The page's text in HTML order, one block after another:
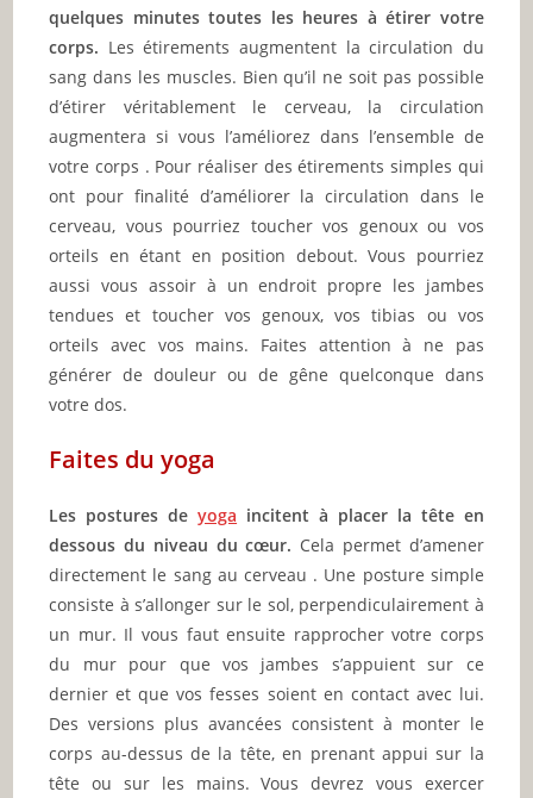
quelques minutes toutes les heures à étirer votre
corps. Les étirements augmentent la circulation du
sang dans les muscles. Bien qu’il ne soit pas possible
d’étirer véritablement le cerveau, la circulation
augmentera si vous l’améliorez dans l’ensemble de
votre corps . Pour réaliser des étirements simples qui
ont pour finalité d’améliorer la circulation dans le
cerveau, vous pourriez toucher vos genoux ou vos
orteils en étant en position debout. Vous pourriez
aussi vous assoir à un endroit propre les jambes
tendues et toucher vos genoux, vos tibias ou vos
orteils avec vos mains. Faites attention à ne pas
générer de douleur ou de gêne quelconque dans
votre dos.
Faites du yoga
Les postures deyoga incitent à placer la tête en
dessous du niveau du cœur. Cela permet d’amener
directement le sang au cerveau . Une posture simple
consiste à s’allonger sur le sol, perpendiculairement à
un mur. Il vous faut ensuite rapprocher votre corps
du mur pour que vos jambes s’appuient sur ce
dernier et que vos fesses soient en contact avec lui.
Des versions plus avancées consistent à monter le
corps au-dessus de la tête, en prenant appui sur la
tête ou sur les mains. Vous devrez vous exercer